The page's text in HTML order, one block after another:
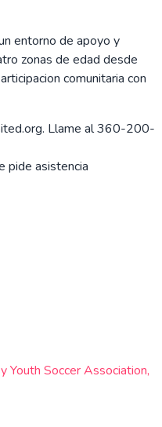
entorno de apoyo y
zonas de edad desde
comunitaria con
Llame al 360-200-
pide asistencia
Youth Soccer Association,